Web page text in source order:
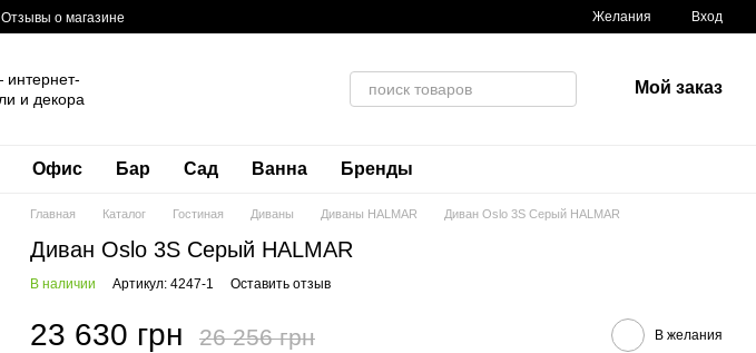
Отзывы о магазине Желания Вход
Мой заказ
Офис Бар Сад Ванна Бренды
Главная Каталог Гостиная Диваны Диваны HALMAR Диван Oslo 3S Серый HALMAR
Диван Oslo 3S Серый HALMAR
В наличии Артикул: 4247-1 Оставить отзыв
23 630 грн 26 256 грн В желания